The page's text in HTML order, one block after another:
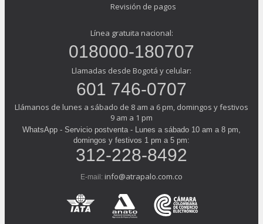
Revisión de pagos
Línea gratuita nacional:
018000-180707
Llamadas desde Bogotá y celular:
601 746-0707
Llámanos de lunes a sábado de 8 am a 6 pm, domingos y festivos
9 am a 1 pm
WhatsApp - Servicio postventa - Lunes a sábado 10 am a 8 pm,
domingos y festivos 1 pm a 5 pm:
312-228-8492
E-mail: info@atrapalo.com.co